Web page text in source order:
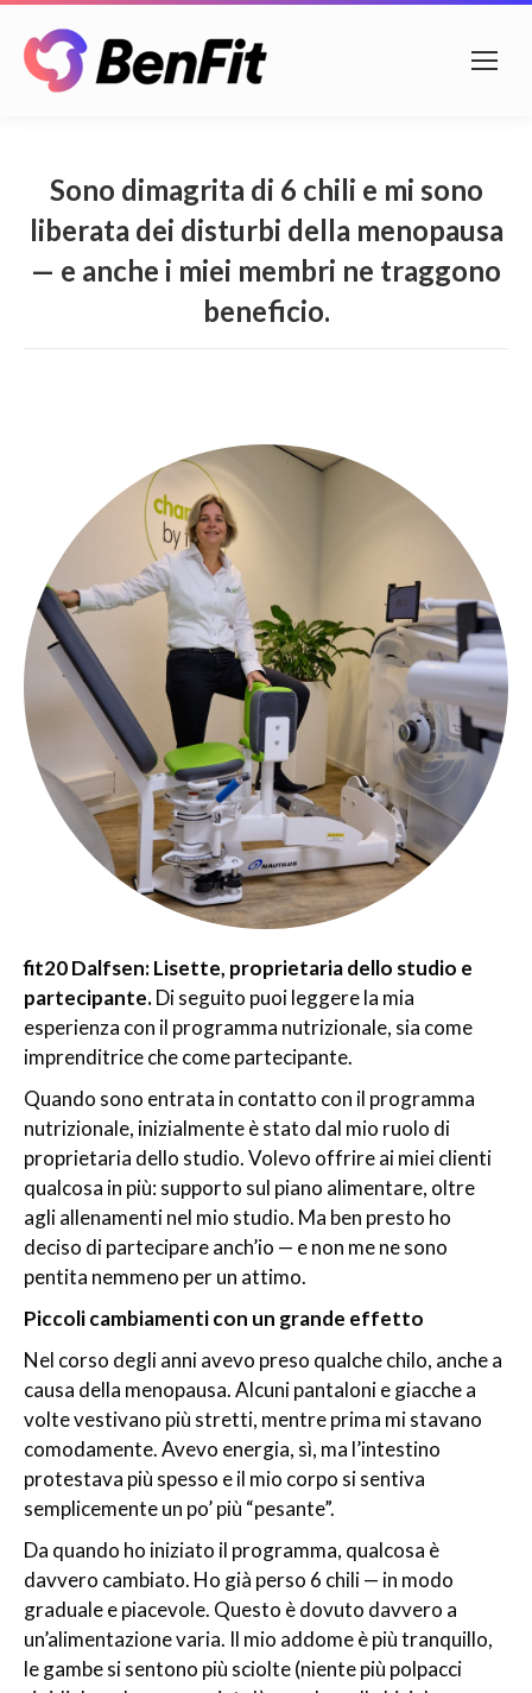
Sono dimagrita di 6 chili e mi sono
liberata dei disturbi della menopausa
— e anche i miei membri ne traggono
beneficio.
fit20 Dalfsen: Lisette, proprietaria dello studio e
partecipante.Di seguito puoi leggere la mia
esperienza con il programma nutrizionale, sia come
imprenditrice che come partecipante.
Quando sono entrata in contatto con il programma
nutrizionale, inizialmente è stato dal mio ruolo di
proprietaria dello studio. Volevo offrire ai miei clienti
qualcosa in più: supporto sul piano alimentare, oltre
agli allenamenti nel mio studio. Ma ben presto ho
deciso di partecipare anch’io — e non me ne sono
pentita nemmeno per un attimo.
Piccoli cambiamenti con un grande effetto
Nel corso degli anni avevo preso qualche chilo, anche a
causa della menopausa. Alcuni pantaloni e giacche a
volte vestivano più stretti, mentre prima mi stavano
comodamente. Avevo energia, sì, ma l’intestino
protestava più spesso e il mio corpo si sentiva
semplicemente un po’ più “pesante”.
Da quando ho iniziato il programma, qualcosa è
davvero cambiato. Ho già perso 6 chili — in modo
graduale e piacevole. Questo è dovuto davvero a
un’alimentazione varia. Il mio addome è più tranquillo,
le gambe si sentono più sciolte (niente più polpacci